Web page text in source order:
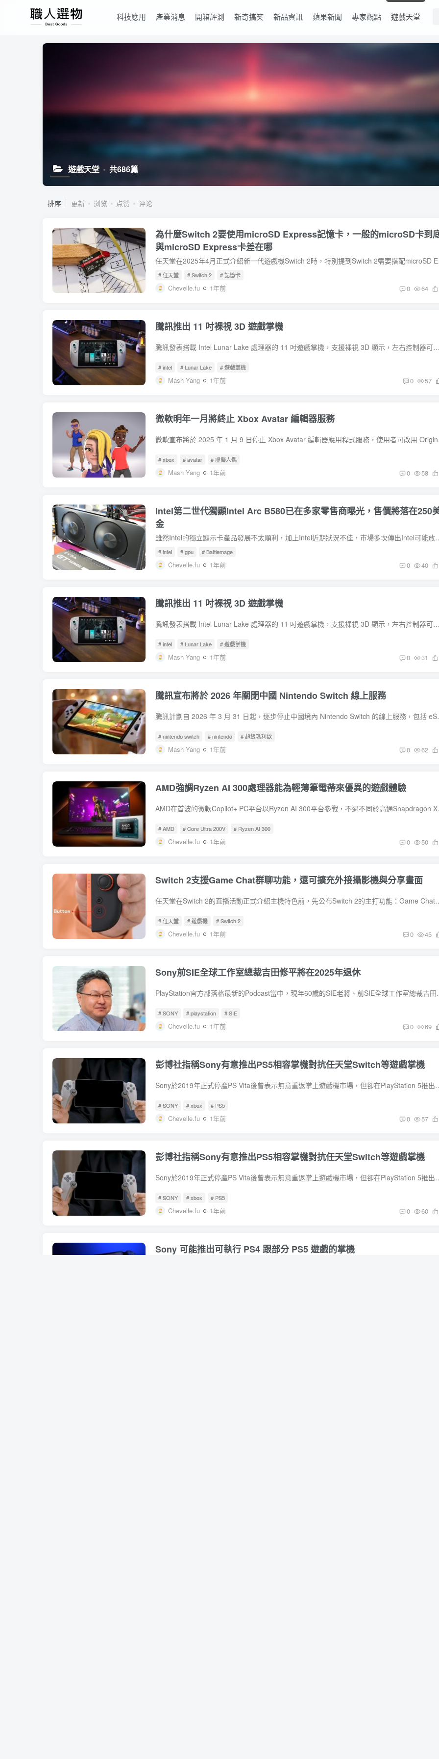
科技應用 產業消息 開箱評測 新奇搞笑 新品資訊 蘋果新聞 專家觀點 遊戲天堂
遊戲天堂 共686篇
排序 更新 浏览 点赞 评论
為什麼Switch 2要使用microSD Express記憶卡，一般的microSD卡到
與microSD Express卡差在哪
任天堂在2025年
# 任天堂 # Switch 2 # 記憶卡
Chevelle.fu 1年前 0 64
騰訊推出 11 吋裸視 3D 遊戲掌機
騰訊發表搭載 Intel Lunar Lake 處理器的 11 吋遊戲掌機，支援裸視 3D 顯示，左右控制器可拆卸使用。 稍早在四川成都舉辦的2024 Intel新質生產力技術生態大會中，騰訊展示一款螢幕尺寸達11吋的...
# intel # Lunar Lake # 遊戲掌機
Mash Yang 1年前 0 57
微軟明年一月將終止 Xbox Avatar 編輯器服務
微軟宣布將於
# xbox # avatar # 虛擬人偶
Mash Yang 1年前 0 58
Intel第二世代獨顯Intel Arc B580已在多家零售商曝光，售價將落在250
金
雖然Intel的獨立顯示卡產品發展不太順利，加上Intel近期狀況不佳
# intel # gpu # Battlemage
Chevelle.fu 1年前 0 40
騰訊推出 11 吋裸視 3D 遊戲掌機
騰訊發表搭載 Intel Lunar Lake 處理器的 11 吋遊戲掌機，支援裸視 3D 顯示，左右控制器可拆卸使用。 稍早在四川成都舉辦的2024 Intel新質生產力技術生態大會中，騰訊展示一款螢幕尺寸達11吋的...
# intel # Lunar Lake # 遊戲掌機
Mash Yang 1年前 0 31
騰訊宣布將於 2026 年關閉中國 Nintendo Switch 線上服務
騰訊計劃自 2026 年 3 月 31 日
# nintendo switch # nintendo # 超級瑪利歐
Mash Yang 1年前 0 62
AMD強調Ryzen AI 300處理器能為輕薄筆電帶來優異的遊戲體驗
AMD在首波的微軟
# AMD # Core Ultra 200V # Ryzen AI 300
Chevelle.fu 1年前 0 50
Switch 2支援Game Chat群聊功能，還可擴充外接攝影機與分享畫面
任天堂在Switch 2的直播活動正式介紹主機特色前，先公布Switch 2
# 任天堂 # 遊戲機 # Switch 2
Chevelle.fu 1年前 0 45
Sony前SIE全球工作室總裁吉田修平將在2025年退休
PlayStation官方部落格最新的Podcast當中
# SONY # playstation # SIE
Chevelle.fu 1年前 0 69
彭博社指稱Sony有意推出PS5相容掌機對抗任天堂Switch等遊戲掌機
Sony於2019年正式停產PS Vita後曾表示無意重返掌上遊戲機市場，
# SONY # xbox # PS5
Chevelle.fu 1年前 0 57
彭博社指稱Sony有意推出PS5相容掌機對抗任天堂Switch等遊戲掌機
Sony於2019年正式停產PS Vita後曾表示無意重返掌上遊戲機市場，
# SONY # xbox # PS5
Chevelle.fu 1年前 0 60
Sony 可能推出可執行 PS4 跟部分 PS5 遊戲的掌機